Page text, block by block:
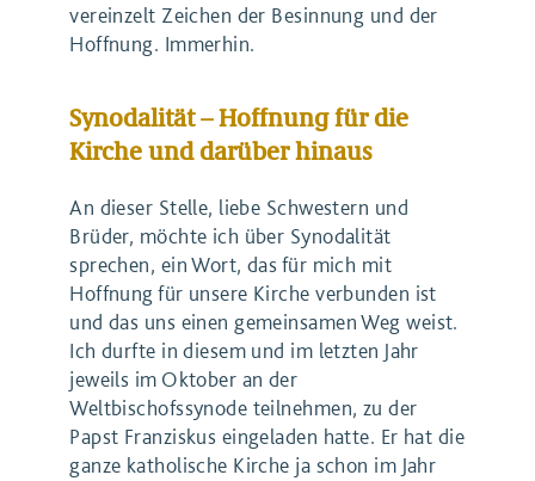
vereinzelt Zeichen der Besinnung und der
Hoffnung. Immerhin.
Synodalität – Hoffnung für die
Kirche und darüber hinaus
An dieser Stelle, liebe Schwestern und
Brüder, möchte ich über Synodalität
sprechen, ein Wort, das für mich mit
Hoffnung für unsere Kirche verbunden ist
und das uns einen gemeinsamen Weg weist.
Ich durfte in diesem und im letzten Jahr
jeweils im Oktober an der
Weltbischofssynode teilnehmen, zu der
Papst Franziskus eingeladen hatte. Er hat die
ganze katholische Kirche ja schon im Jahr